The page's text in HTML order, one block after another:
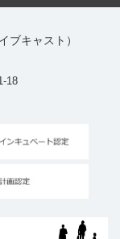
ブキャスト）
18